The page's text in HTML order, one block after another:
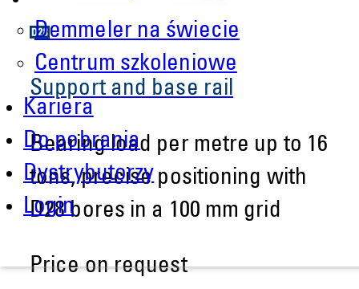
Demmeler na świecie
Centrum szkoleniowe
Kariera
Do pobrania
Dystrybutorzy
Login
Support and base rail
Bearing load per metre up to 16
tons, precise positioning with
D28 bores in a 100 mm grid
Price on request